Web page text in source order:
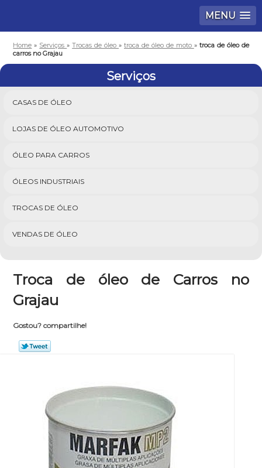
MENU
Home » Serviços»Trocas de óleo»troca de óleo de moto » troca de óleo de
carros no Grajau
Serviços
CASAS DE ÓLEO
LOJAS DE ÓLEO AUTOMOTIVO
ÓLEO PARA CARROS
ÓLEOS INDUSTRIAIS
TROCAS DE ÓLEO
VENDAS DE ÓLEO
Troca de óleo de Carros no
Grajau
Gostou? compartilhe!